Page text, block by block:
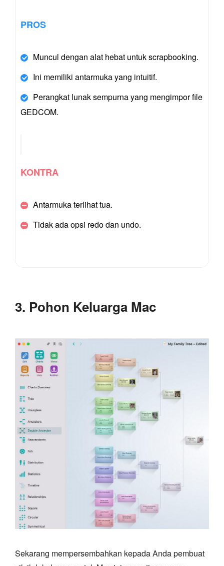
PROS
Muncul dengan alat hebat untuk scrapbooking.
Ini memiliki antarmuka yang intuitif.
Perangkat lunak sempurna yang mengimpor file
GEDCOM.
KONTRA
Antarmuka terlihat tua.
Tidak ada opsi redo dan undo.
3. Pohon Keluarga Mac
Sekarang mempersembahkan kepada Anda pembuat